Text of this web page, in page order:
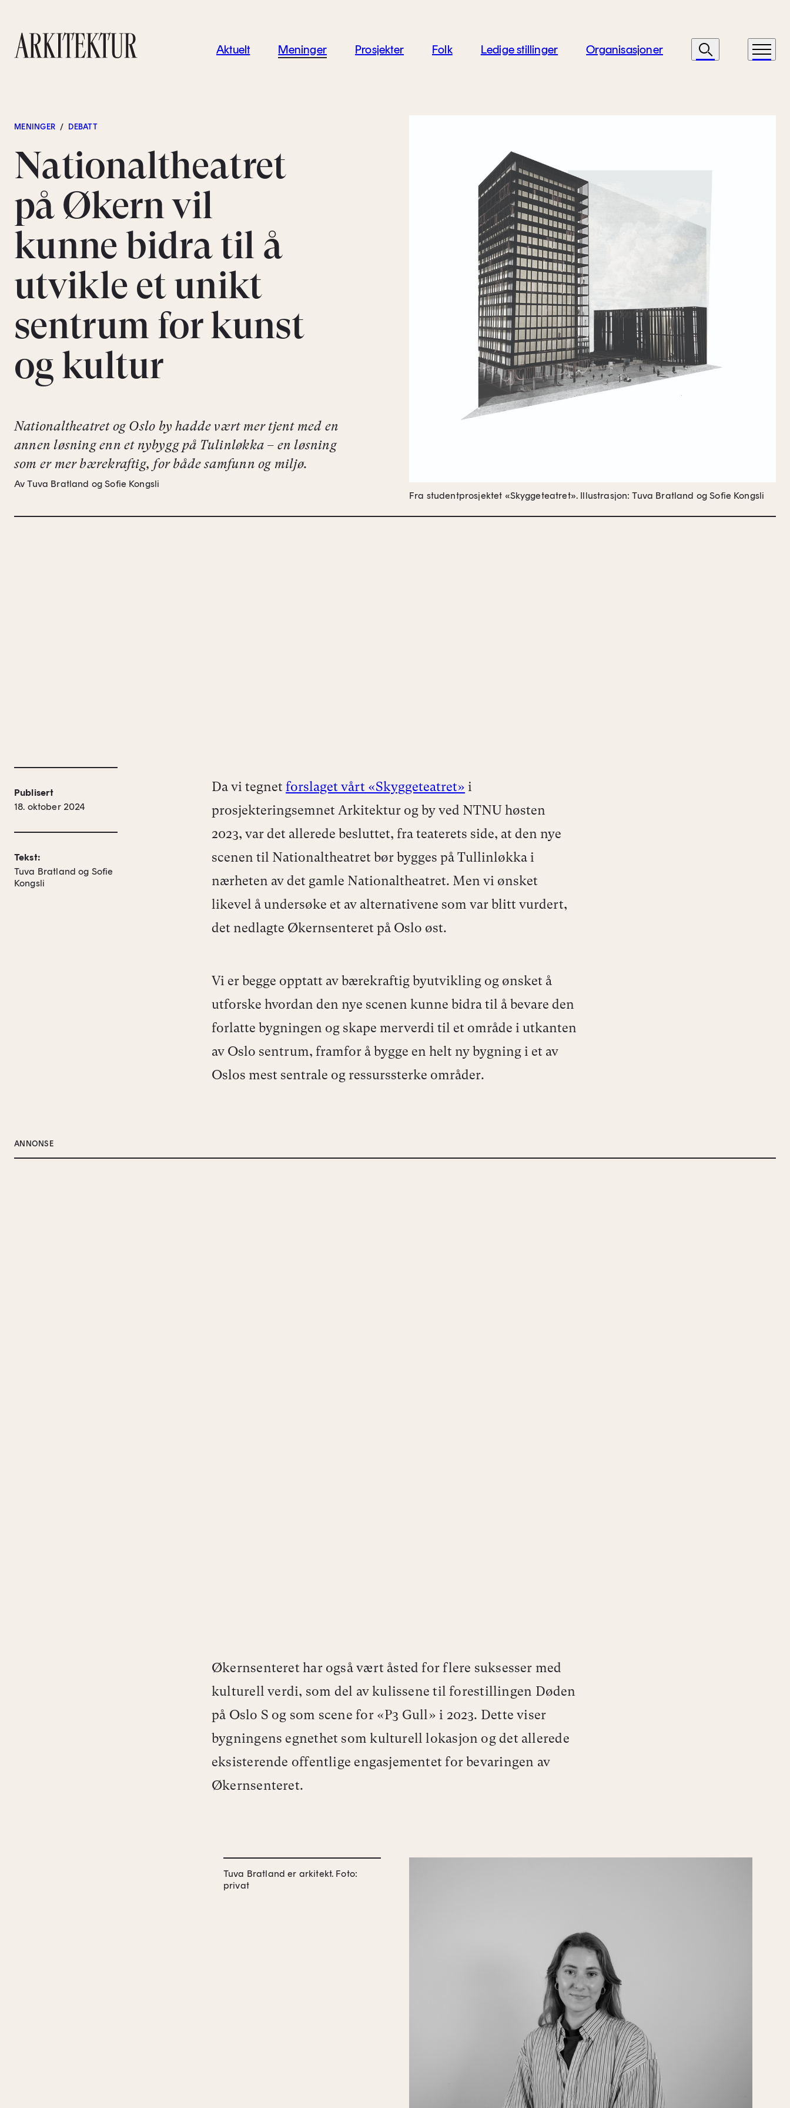
Aktuelt Meninger Prosjekter Folk Ledige stillinger Organisasjoner Søk Meny
MENINGER / DEBATT
Nationaltheatret
på Økern vil
kunne bidra til å
utvikle et unikt
sentrum for kunst
og kultur
Nationaltheatret og Oslo by hadde vært mer tjent med en
annen løsning enn et nybygg på Tulinløkka – en løsning
som er mer bærekraftig, for både samfunn og miljø.
Av Tuva Bratland og Sofie Kongsli
Fra studentprosjektet «Skyggeteatret». Illustrasjon: Tuva Bratland og Sofie Kongsli
Publisert
18. oktober 2024
Tekst:
Tuva Bratland og Sofie
Kongsli
Da vi tegnet forslaget vårt «Skyggeteatret» i
prosjekteringsemnet Arkitektur og by ved NTNU høsten
2023, var det allerede besluttet, fra teaterets side, at den nye
scenen til Nationaltheatret bør bygges på Tullinløkka i
nærheten av det gamle Nationaltheatret. Men vi ønsket
likevel å undersøke et av alternativene som var blitt vurdert,
det nedlagte Økernsenteret på Oslo øst.
Vi er begge opptatt av bærekraftig byutvikling og ønsket å
utforske hvordan den nye scenen kunne bidra til å bevare den
forlatte bygningen og skape merverdi til et område i utkanten
av Oslo sentrum, framfor å bygge en helt ny bygning i et av
Oslos mest sentrale og ressurssterke områder.
ANNONSE
Økernsenteret har også vært åsted for flere suksesser med
kulturell verdi, som del av kulissene til forestillingen Døden
på Oslo S og som scene for «P3 Gull» i 2023. Dette viser
bygningens egnethet som kulturell lokasjon og det allerede
eksisterende offentlige engasjementet for bevaringen av
Økernsenteret.
Tuva Bratland er arkitekt. Foto:
privat